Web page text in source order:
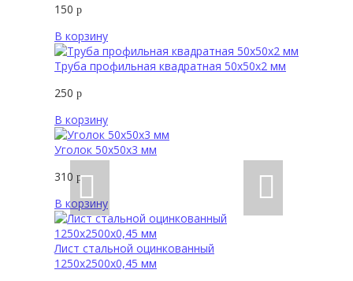
150 р
В корзину
Труба профильная квадратная 50х50х2 мм
250 р
В корзину
Уголок 50х50х3 мм
310 р
В корзину
Лист стальной оцинкованный
1250х2500х0,45 мм